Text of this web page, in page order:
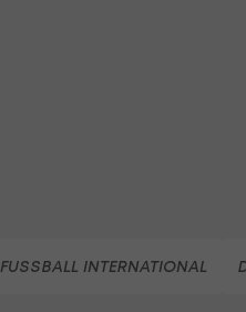
FUSSBALL INTERNATIONAL